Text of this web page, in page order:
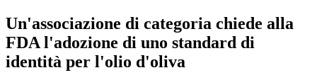
Un'associazione di categoria chiede alla
FDA l'adozione di uno standard di
identità per l'olio d'oliva